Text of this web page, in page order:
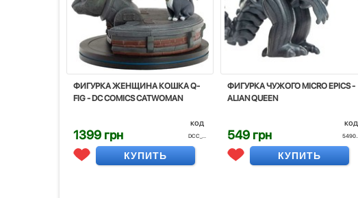
ФИГУРКА ЖЕНЩИНА КОШКА Q-
FIG - DC COMICS CATWOMAN
1399 грн
код
DCC_...
КУПИТЬ
ФИГУРКА ЧУЖОГО MICRO EPICS -
ALIAN QUEEN
549 грн
код
5490...
КУПИТЬ